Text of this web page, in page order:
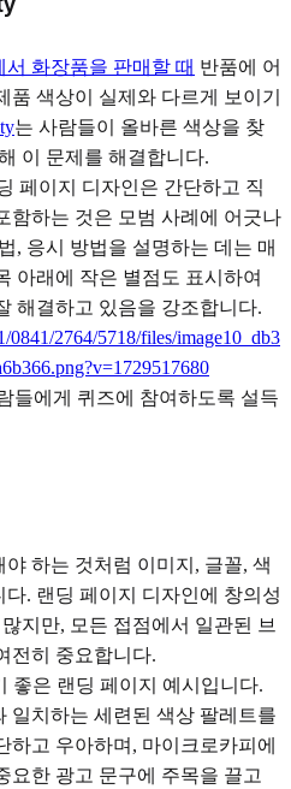
서 화장품을 판매할 때 반품에 어
색상이 실제와 다르게 보이기
는 사람들이 올바른 색상을 찾
이 문제를 해결합니다.
페이지 디자인은 간단하고 직
함하는 것은 모범 사례에 어긋나
, 응시 방법을 설명하는 데는 매
아래에 작은 별점도 표시하여
해결하고 있음을 강조합니다.
0841/2764/5718/files/image10_db3
들에게 퀴즈에 참여하도록 설득
하는 것처럼 이미지, 글꼴, 색
. 랜딩 페이지 디자인에 창의성
지만, 모든 접점에서 일관된 브
전히 중요합니다.
좋은 랜딩 페이지 예시입니다.
일치하는 세련된 색상 팔레트를
하고 우아하며, 마이크로카피에
요한 광고 문구에 주목을 끌고